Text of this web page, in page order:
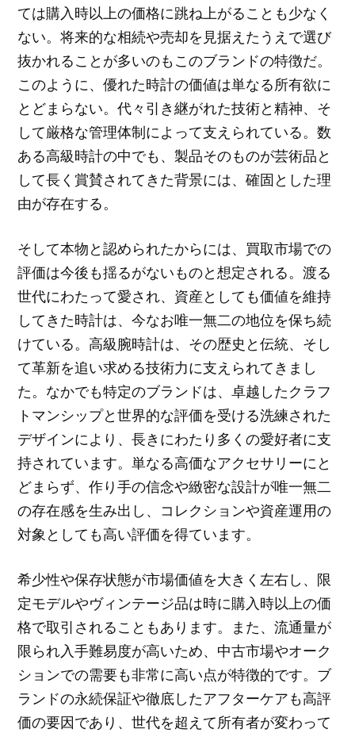
ては購入時以上の価格に跳ね上がることも少なく
ない。将来的な相続や売却を見据えたうえで選び
抜かれることが多いのもこのブランドの特徴だ。
このように、優れた時計の価値は単なる所有欲に
とどまらない。代々引き継がれた技術と精神、そ
して厳格な管理体制によって支えられている。数
ある高級時計の中でも、製品そのものが芸術品と
して長く賞賛されてきた背景には、確固とした理
由が存在する。
そして本物と認められたからには、買取市場での
評価は今後も揺るがないものと想定される。渡る
世代にわたって愛され、資産としても価値を維持
してきた時計は、今なお唯一無二の地位を保ち続
けている。高級腕時計は、その歴史と伝統、そし
て革新を追い求める技術力に支えられてきまし
た。なかでも特定のブランドは、卓越したクラフ
トマンシップと世界的な評価を受ける洗練された
デザインにより、長きにわたり多くの愛好者に支
持されています。単なる高価なアクセサリーにと
どまらず、作り手の信念や緻密な設計が唯一無二
の存在感を生み出し、コレクションや資産運用の
対象としても高い評価を得ています。
希少性や保存状態が市場価値を大きく左右し、限
定モデルやヴィンテージ品は時に購入時以上の価
格で取引されることもあります。また、流通量が
限られ入手難易度が高いため、中古市場やオーク
ションでの需要も非常に高い点が特徴的です。ブ
ランドの永続保証や徹底したアフターケアも高評
価の要因であり、世代を超えて所有者が変わって